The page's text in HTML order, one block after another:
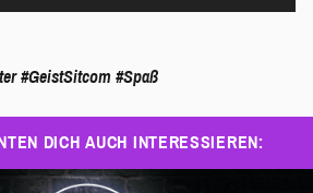
#GeistSitcom #Spaß
DICH AUCH INTERESSIEREN: